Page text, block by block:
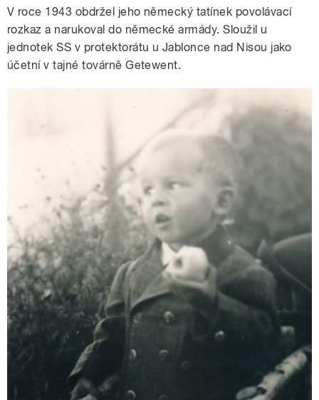
V roce 1943 obdržel jeho německý tatínek povolávací
rozkaz a narukoval do německé armády. Sloužil u
jednotek SS v protektorátu u Jablonce nad Nisou jako
účetní v tajné továrně Getewent.